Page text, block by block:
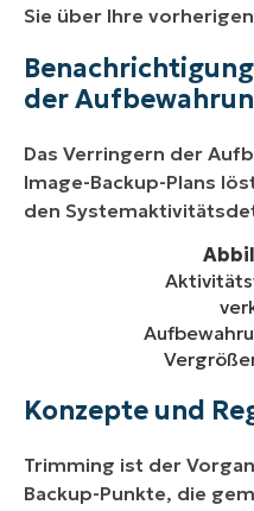
Sie über Ihre
der
Das Verringern der
Image-Backup-Plans
den
Konzepte und
Trimming ist der
Backup-Punkte, die